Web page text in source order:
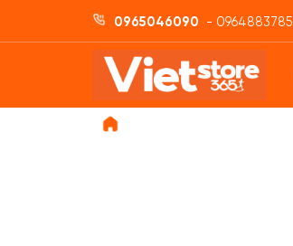
0965046090 - 0964883785